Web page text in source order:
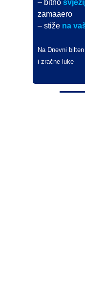
– bitno
zamaaero
– stiže na
Na Dnevni
i zračne luke